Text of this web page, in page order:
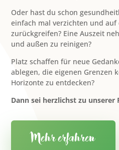
Oder hast du schon
einfach mal verzichten und auf
zurückgreifen? Eine Auszeit
und außen zu reinigen?
Platz schaffen für neue
ablegen, die eigenen Grenzen
Horizonte zu entdecken?
Dann sei herzlichst zu
Mehr erfahren